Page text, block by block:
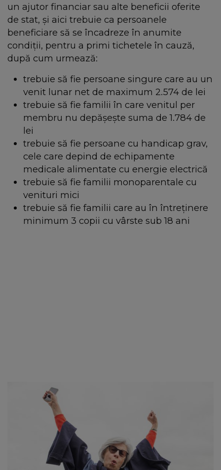
un ajutor financiar sau alte beneficii oferite
de stat, și aici trebuie ca persoanele
beneficiare să se încadreze în anumite
condiții, pentru a primi tichetele în cauză,
după cum urmează:
trebuie să fie persoane singure care au un
venit lunar net de maximum 2.574 de lei
trebuie să fie familii în care venitul per
membru nu depășește suma de 1.784 de
lei
trebuie să fie persoane cu handicap grav,
cele care depind de echipamente
medicale alimentate cu energie electrică
trebuie să fie familii monoparentale cu
venituri mici
trebuie să fie familii care au în întreținere
minimum 3 copii cu vârste sub 18 ani